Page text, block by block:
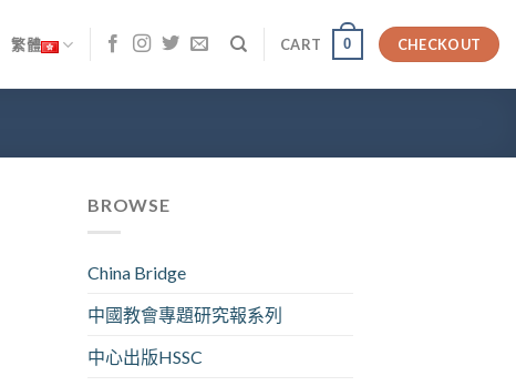
繁體 CART 0 CHECKOUT
BROWSE
China Bridge
中國教會專題研究報系列
中心出版HSSC